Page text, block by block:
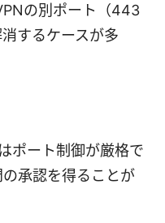
の別ポート（443
するケースが多
ポート制御が厳格で
承認を得ることが